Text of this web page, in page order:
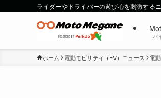
ライダーやドライバーの遊び心を刺激する
バ
ホーム 電動モビリティ（EV）ニュース 電